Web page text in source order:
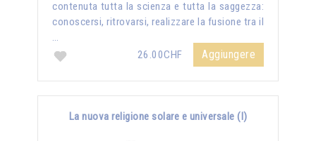
contenuta tutta la scienza e tutta la saggezza:
conoscersi, ritrovarsi, realizzare la fusione tra il
…
26.00CHF
Aggiungere
La nuova religione solare e universale (I)